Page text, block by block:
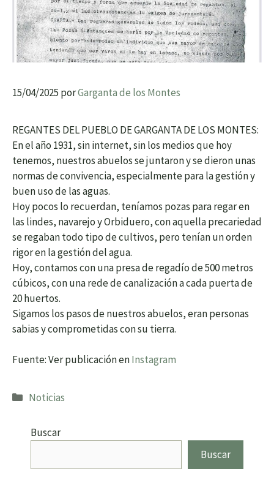
15/04/2025 porGarganta de los Montes
REGANTES DEL PUEBLO DE GARGANTA DE LOS MONTES:
En el año 1931, sin internet, sin los medios que hoy
tenemos, nuestros abuelos se juntaron y se dieron unas
normas de convivencia, especialmente para la gestión y
buen uso de las aguas.
Hoy pocos lo recuerdan, teníamos pozas para regar en
las lindes, navarejo y Orbiduero, con aquella precariedad
se regaban todo tipo de cultivos, pero tenían un orden
rigor en la gestión del agua.
Hoy, contamos con una presa de regadío de 500 metros
cúbicos, con una rede de canalización a cada puerta de
20 huertos.
Sigamos los pasos de nuestros abuelos, eran personas
sabias y comprometidas con su tierra.
Fuente: Ver publicación enInstagram
Categorías
Noticias
Buscar
Buscar